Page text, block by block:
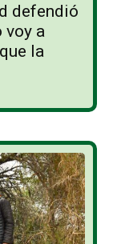
defendió
voy a
la